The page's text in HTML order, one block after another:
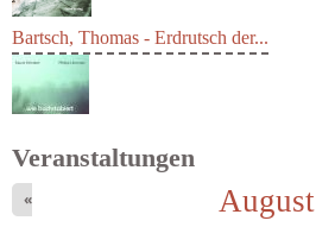
Veranstaltungen
August
«